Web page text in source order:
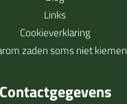
Links
Cookieverklaring
zaden soms niet kiemen
Contactgegevens